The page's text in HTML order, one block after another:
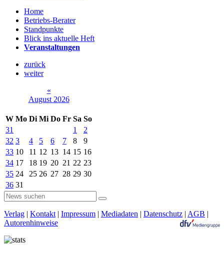
Home
Betriebs-Berater
Standpunkte
Blick ins aktuelle Heft
Veranstaltungen
zurück
weiter
«
August 2026
W Mo Di Mi Do Fr Sa So
31
1
2
32 3 4 5 6 7 8
9
33 10 11 12 13 14 15 16
34 17 18 19 20 21 22 23
35 24 25 26 27 28 29 30
36 31
Verlag | Kontakt | Impressum | Mediadaten | Datenschutz | AGB |
Autorenhinweise